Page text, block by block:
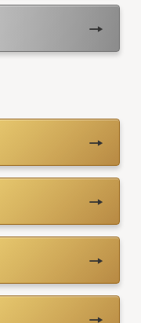
→
→
→
→